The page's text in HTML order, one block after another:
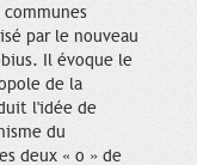
par le nouveau
Il évoque le
de la
l'idée de
du
deux « o » de